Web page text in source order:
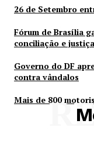
26 de Setembro
Fórum de Brasília
conciliação e
Governo do DF
contra vândalos
Mais de 800